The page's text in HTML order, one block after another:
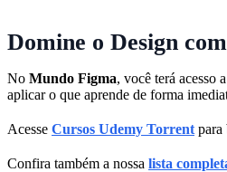
Domine o Design
No Mundo Figma, você terá acesso
aplicar o que aprende de forma
Acesse Cursos Udemy Torrent para
Confira também a nossa lista